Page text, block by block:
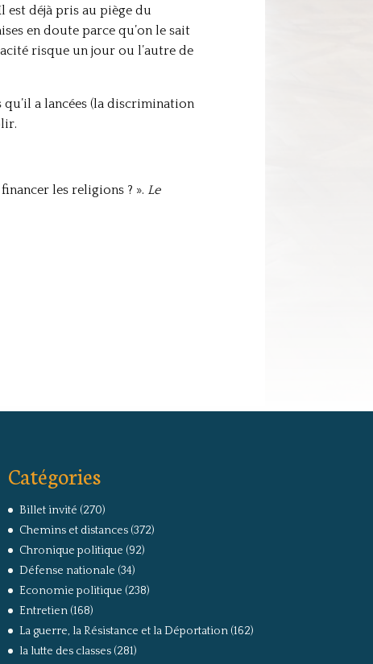
est déjà pris au piège du
en doute parce qu’on le sait
risque un jour ou l’autre de
a lancées (la discrimination
les religions ? ». Le
Catégories
Billet invité (270)
Chemins et distances(372)
Chronique politique (92)
Défense nationale (34)
Economie politique (238)
Entretien(168)
La guerre, la Résistance et la Déportation(162)
la lutte des classes(281)